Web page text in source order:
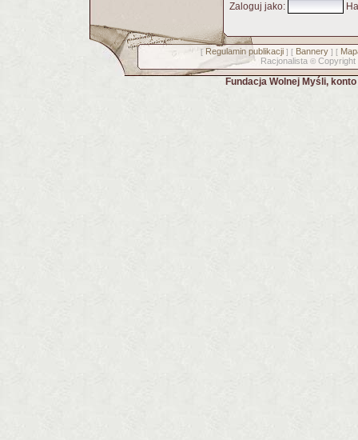
Zaloguj jako:
[ Regulamin publikacji] [ Bannery] [
Racjonalista © Copyright
Fundacja Wolnej Myśli,